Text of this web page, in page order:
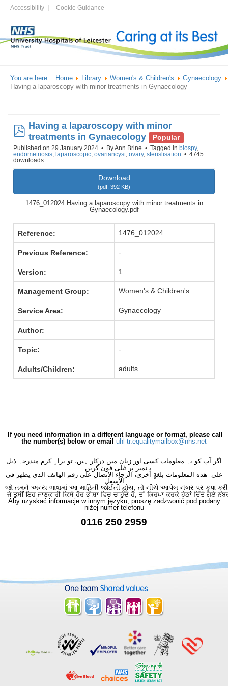
Accessibility Cookie Guidance
You are here: Home Library Women's & Children's
Gynaecology
Having a laparoscopy with minor treatments in Gynaecology
pdf
Having a laparoscopy with minor
treatments in Gynaecology
Popular
Published on 29 January 2024 ByAnn Brine Tagged in biospy,
endometriosis, laparoscopic, ovariancyst, ovary, sterislisation
4745
downloads
Download
(pdf, 392 KB)
1476_012024 Having a laparoscopy with minor treatments in
Gynaecology.pdf
Reference: 1476_012024
Previous Reference: -
Version: 1
Management Group: Women's & Children's
Service Area: Gynaecology
Author:
Topic: -
Adults/Children: adults
If you need information in a different language or format, please call
the number(s) below or email uhl-tr.equalitymailbox@nhs.net
اگر آپ کو یہ معلومات کسی اور زبان میں درکار ہیں، تو براہِ کرم مندرجہ ذیل
نمبر پر ٹیلی فون کریں۔
على هذه المعلومات بلغةٍ أُخرى، الرجاء الاتصال على رقم الهاتف الذي يظهر في
الأسفل
જો તમને અન્ય ભાષામાં આ માહિતી જોઈતી હોય, તો નીચે આપેલ નંબર પર કૃપા કરી
ਜੇ ਤੁਸੀਂ ਇਹ ਜਾਣਕਾਰੀ ਕਿਸੇ ਹੋਰ ਭਾਸ਼ਾ ਵਿਚ ਚਾਹੁੰਦੇ ਹੋ, ਤਾਂ ਕਿਰਪਾ ਕਰਕੇ ਹੇਠਾਂ ਦਿੱਤੇ ਗਏ
Aby uzyskać informacje w innym języku, proszę zadzwonić pod podany
niżej numer telefonu
0116 250 2959